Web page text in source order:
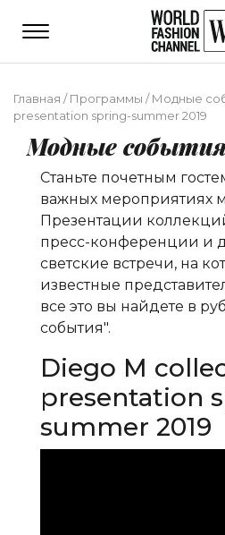
Главная /Программы /Модные
presentation spring-summer 2019
Модные события
Станьте почетным
важных мероприятиях
Презентации
пресс-конференции и
светские встречи, на
известные
все это вы найдете в
события".
Diego M
presentation
summer 2019